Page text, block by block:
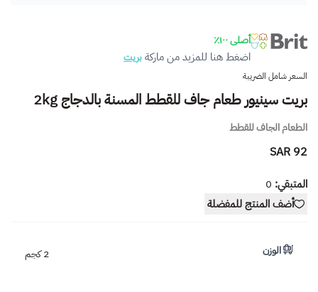
أصلى ١٠٠٪
اضغط هنا للمزيد من ماركةبريت
السعر شامل الضريبة
بريت سينيور طعام جاف للقطط المسنة بالدجاج 2kg
الطعام الجاف للقطط
92 SAR
المتبقي: 0
أضف المنتج للمفضلة
الوزن 2 كجم